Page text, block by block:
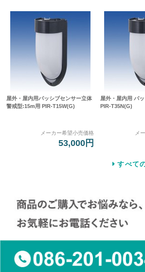
屋外・屋内用パッシブセンサー立体
警戒型:15m用 PIR-T15W(G)
メーカー希望小売価格
53,000円
屋外・屋内用 パ
PIR-T35N(G)
メ
すべて